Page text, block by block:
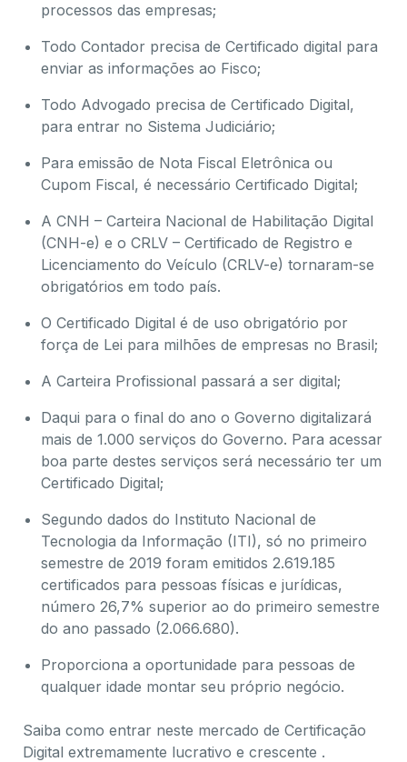
processos das empresas;
Todo Contador precisa de Certificado digital para
enviar as informações ao Fisco;
Todo Advogado precisa de Certificado Digital,
para entrar no Sistema Judiciário;
Para emissão de Nota Fiscal Eletrônica ou
Cupom Fiscal, é necessário Certificado Digital;
A CNH – Carteira Nacional de Habilitação Digital
(CNH-e) e o CRLV – Certificado de Registro e
Licenciamento do Veículo (CRLV-e) tornaram-se
obrigatórios em todo país.
O Certificado Digital é de uso obrigatório por
força de Lei para milhões de empresas no Brasil;
A Carteira Profissional passará a ser digital;
Daqui para o final do ano o Governo digitalizará
mais de 1.000 serviços do Governo. Para acessar
boa parte destes serviços será necessário ter um
Certificado Digital;
Segundo dados do Instituto Nacional de
Tecnologia da Informação (ITI), só no primeiro
semestre de 2019 foram emitidos 2.619.185
certificados para pessoas físicas e jurídicas,
número 26,7% superior ao do primeiro semestre
do ano passado (2.066.680).
Proporciona a oportunidade para pessoas de
qualquer idade montar seu próprio negócio.
Saiba como entrar neste mercado de Certificação
Digital extremamente lucrativo e crescente .